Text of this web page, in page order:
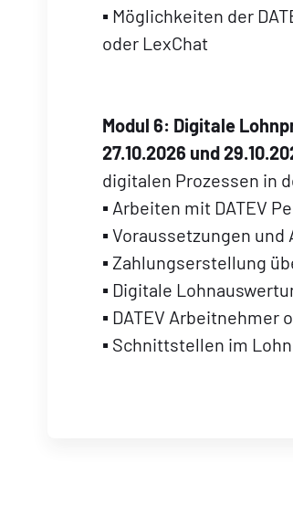
▪ Möglichkeiten der
oder LexChat
Modul 6: Digitale
27.10.2026 und
digitalen Prozessen in
▪ Arbeiten mit DATEV
▪ Voraussetzungen und
▪ Zahlungserstellung
▪ Digitale
▪ DATEV Arbeitnehmer
▪ Schnittstellen im